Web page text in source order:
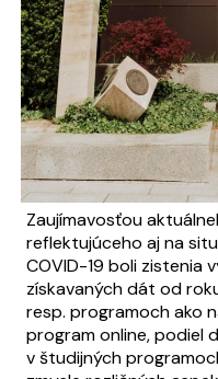
Zaujímavosťou
reflektujúceho aj na
COVID-19 boli zistenia
získavaných dát od
resp. programoch ako
program online, podiel
v študijných